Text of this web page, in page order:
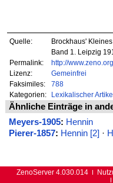
Quelle:
Brockhaus'
Band 1. Leipzig
Permalink:
http://
Lizenz:
Gemeinfrei
Faksimiles:
788
Kategorien:
Lexikalischer
Ähnliche Einträge in
Meyers-1905: Hennin
Pierer-1857: Hennin [2] ·
ZenoServer 4.030.014